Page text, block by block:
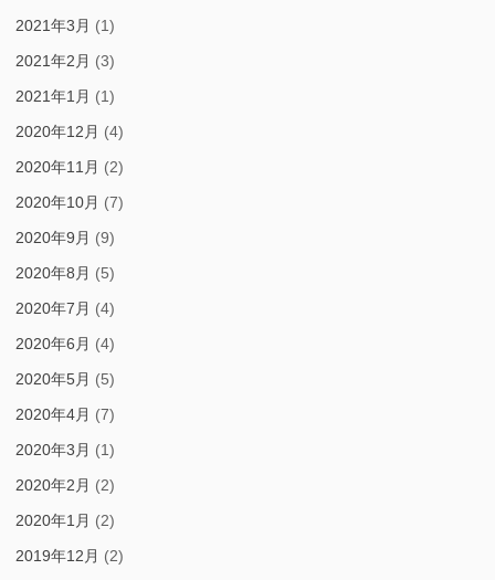
2021年3月 (1)
2021年2月 (3)
2021年1月 (1)
2020年12月 (4)
2020年11月 (2)
2020年10月 (7)
2020年9月 (9)
2020年8月 (5)
2020年7月 (4)
2020年6月 (4)
2020年5月 (5)
2020年4月 (7)
2020年3月 (1)
2020年2月 (2)
2020年1月 (2)
2019年12月 (2)